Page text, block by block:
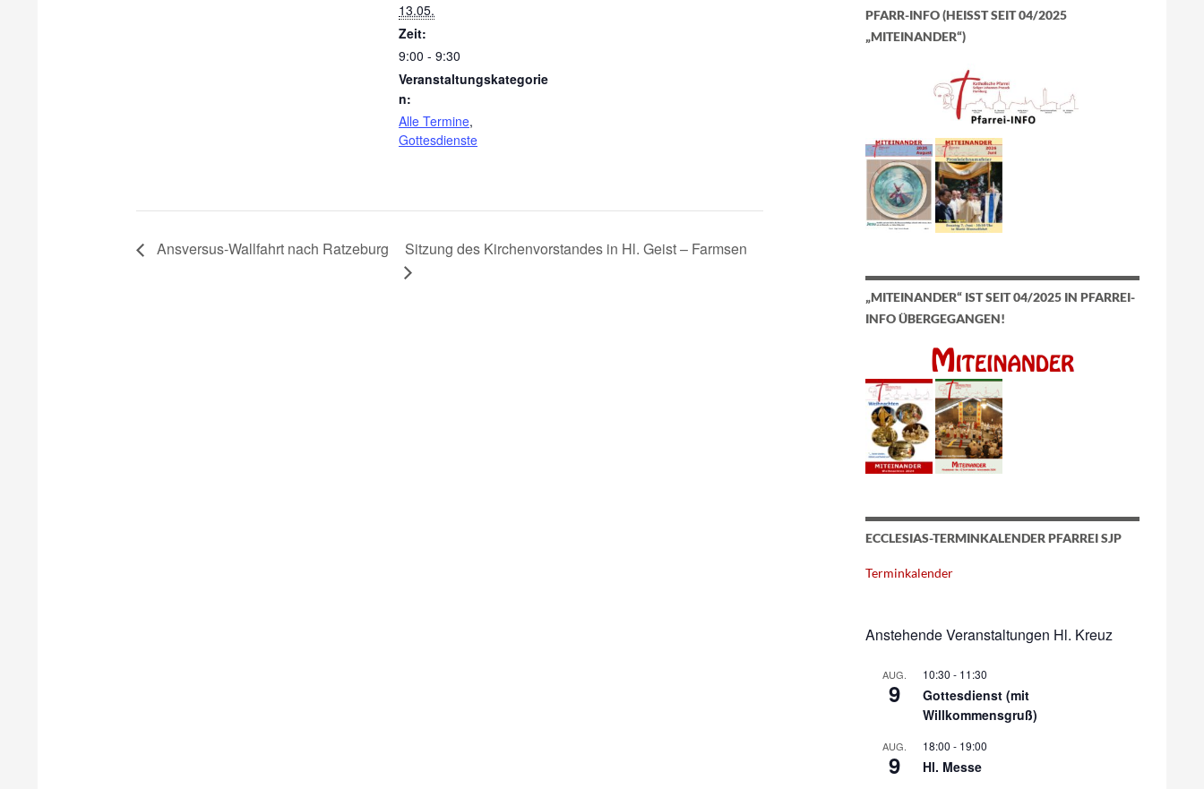
13.05.
Zeit:
9:00 - 9:30
Veranstaltungskategorie
n:
Alle Termine,
Gottesdienste
Ansversus-Wallfahrt nach Ratzeburg Sitzung des Kirchenvorstandes in Hl. Geist – Farmsen
PFARR-INFO (HEISST SEIT 04/2025 „
MITEINANDER“)
„MITEINANDER“ IST SEIT 04/2025 IN PFARREI-
INFO ÜBERGEGANGEN!
ECCLESIAS-TERMINKALENDER PFARREI SJP
Terminkalender
Anstehende Veranstaltungen Hl. Kreuz
AUG.
9
10:30 - 11:30
Gottesdienst (mit
Willkommensgruß)
AUG.
9
18:00 - 19:00
Hl. Messe